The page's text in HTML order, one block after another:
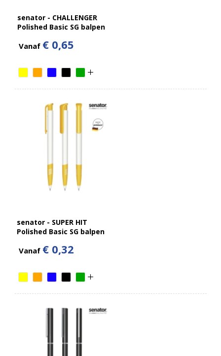
senator - CHALLENGER
Polished Basic SG balpen
Vanaf € 0,65
senator - SUPER HIT
Polished Basic SG balpen
Vanaf € 0,32